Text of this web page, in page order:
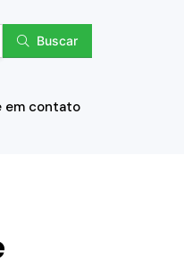
Buscar
em contato